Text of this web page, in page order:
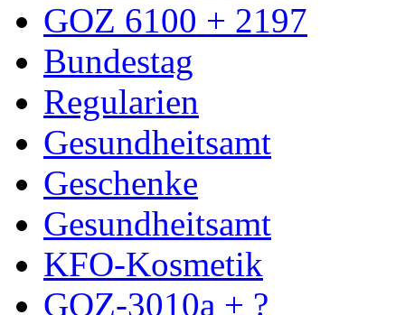
GOZ 6100 + 2197
Bundestag
Regularien
Gesundheitsamt
Geschenke
Gesundheitsamt
KFO-Kosmetik
GOZ-3010a + ?